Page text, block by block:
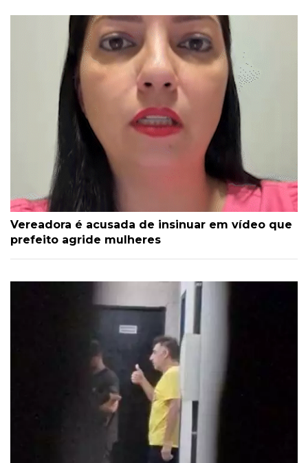
Vereadora é acusada de insinuar em vídeo que
prefeito agride mulheres